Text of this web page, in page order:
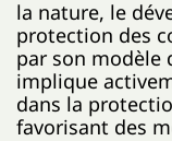
la nature, le
protection des
par son modèle
implique
dans la
favorisant des